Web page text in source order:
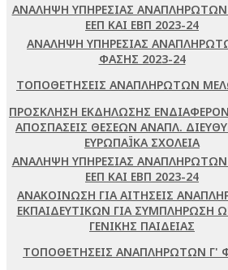
ΑΝΑΛΗΨΗ ΥΠΗΡΕΣΙΑΣ
ΕΕΠ ΚΑΙ ΕΒΠ 2023-24
ΑΝΑΛΗΨΗ ΥΠΗΡΕΣΙΑΣ
ΦΑΣΗΣ 2023-24
ΤΟΠΟΘΕΤΗΣΕΙΣ ΑΝΑΠΛΗΡΩΤΩΝ
ΠΡΟΣΚΛΗΣΗ ΕΚΔΗΛΩΣΗΣ
ΑΠΟΣΠΑΣΕΙΣ ΘΕΣΕΩΝ ΑΝΑΠΛ.
ΕΥΡΩΠΑΪΚΑ ΣΧΟΛΕΙΑ
ΑΝΑΛΗΨΗ ΥΠΗΡΕΣΙΑΣ
ΕΕΠ ΚΑΙ ΕΒΠ 2023-24
ΑΝΑΚΟΙΝΩΣΗ ΓΙΑ ΑΙΤΗΣΕΙΣ
ΕΚΠΑΙΔΕΥΤΙΚΩΝ ΓΙΑ ΣΥΜΠΛΗΡΩΣΗ
ΓΕΝΙΚΗΣ ΠΑΙΔΕΙΑΣ
ΤΟΠΟΘΕΤΗΣΕΙΣ ΑΝΑΠΛΗΡΩΤΩΝ Γ'